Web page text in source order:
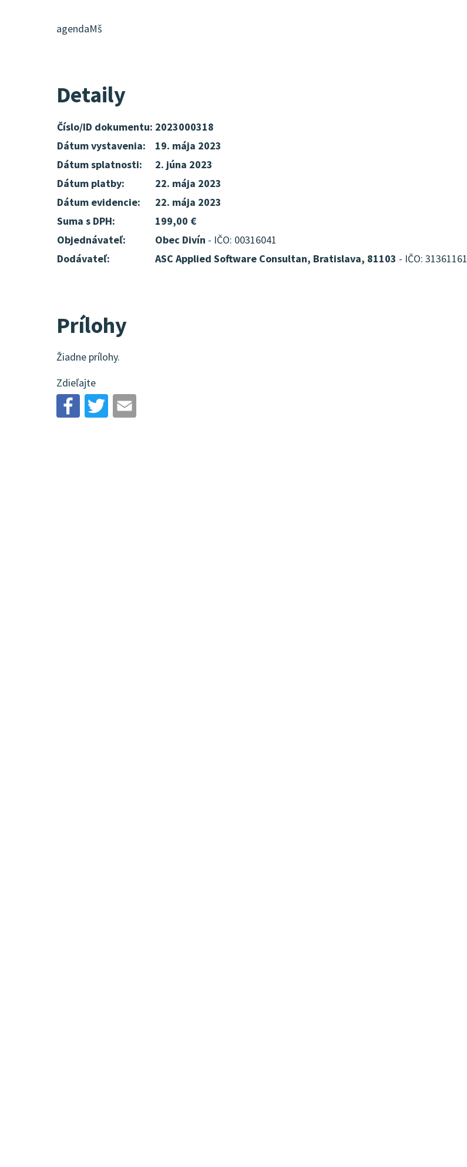
agendaMš
Detaily
Číslo/ID dokumentu: 2023000318
Dátum vystavenia:
19. mája 2023
Dátum splatnosti:
2. júna 2023
Dátum platby:
22. mája 2023
Dátum evidencie:
22. mája 2023
Suma s DPH:
199,00 €
Objednávateľ:
Obec Divín - IČO: 00316041
Dodávateľ:
ASC Applied Software Consultan, Bratislava, 81103 - IČO: 31361161
Prílohy
Žiadne prílohy.
Zdieľajte